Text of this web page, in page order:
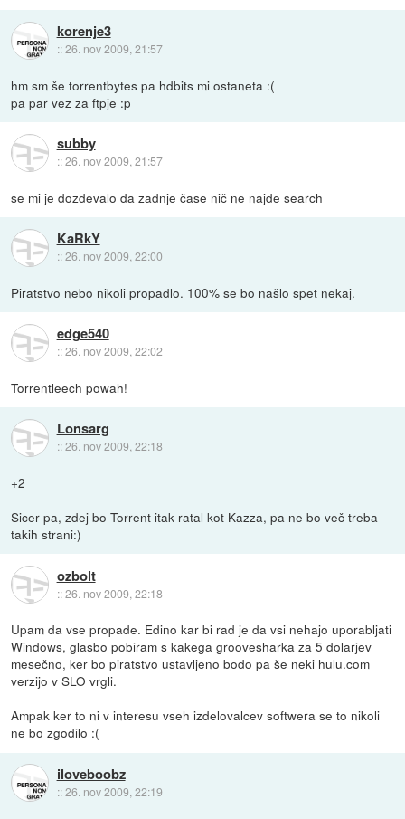
korenje3
::26. nov 2009, 21:57
hm sm še torrentbytes pa hdbits mi ostaneta :(
pa par vez za ftpje :p
subby
::26. nov 2009, 21:57
se mi je dozdevalo da zadnje čase nič ne najde search
KaRkY
::26. nov 2009, 22:00
Piratstvo nebo nikoli propadlo. 100% se bo našlo spet nekaj.
edge540
::26. nov 2009, 22:02
Torrentleech powah!
Lonsarg
::26. nov 2009, 22:18
+2
Sicer pa, zdej bo Torrent itak ratal kot Kazza, pa ne bo več treba
takih strani:)
ozbolt
::26. nov 2009, 22:18
Upam da vse propade. Edino kar bi rad je da vsi nehajo uporabljati
Windows, glasbo pobiram s kakega groovesharka za 5 dolarjev
mesečno, ker bo piratstvo ustavljeno bodo pa še neki hulu.com
verzijo v SLO vrgli.
Ampak ker to ni v interesu vseh izdelovalcev softwera se to nikoli
ne bo zgodilo :(
iloveboobz
::26. nov 2009, 22:19